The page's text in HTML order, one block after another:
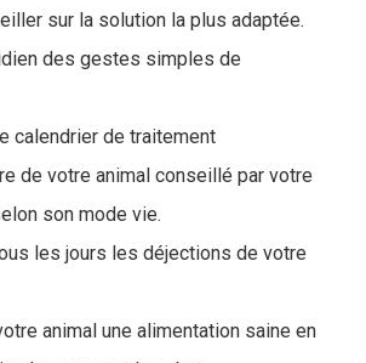
sur la solution la plus adaptée.
des gestes simples de
calendrier de traitement
de votre animal conseillé par votre
son mode vie.
les jours les déjections de votre
animal une alimentation saine en